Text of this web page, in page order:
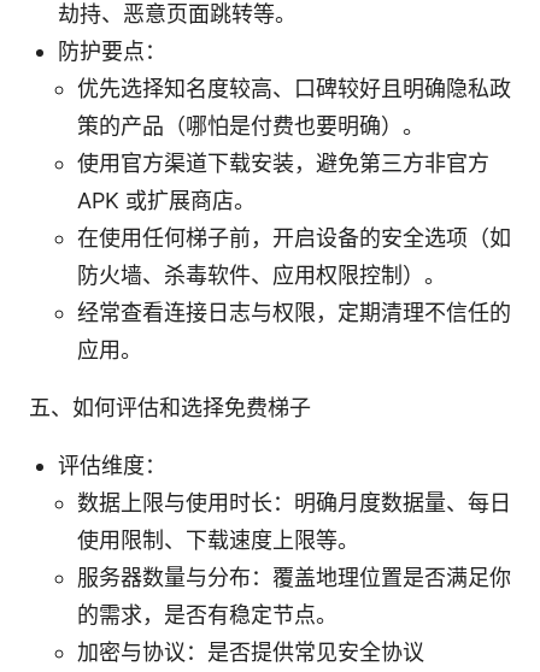
劫持、恶意页面跳转等。
防护要点：
优先选择知名度较高、口碑较好且明确隐私政
策的产品（哪怕是付费也要明确）。
使用官方渠道下载安装，避免第三方非官方
APK 或扩展商店。
在使用任何梯子前，开启设备的安全选项（如
防火墙、杀毒软件、应用权限控制）。
经常查看连接日志与权限，定期清理不信任的
应用。
五、如何评估和选择免费梯子
评估维度：
数据上限与使用时长：明确月度数据量、每日
使用限制、下载速度上限等。
服务器数量与分布：覆盖地理位置是否满足你
的需求，是否有稳定节点。
加密与协议：是否提供常见安全协议